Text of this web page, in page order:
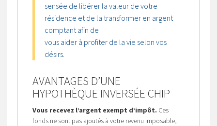
sensée de libérer la valeur de votre
résidence et de la transformer en argent
comptant afin de
vous aider à profiter de la vie selon vos
désirs.
AVANTAGES D’UNE
HYPOTHÈQUE INVERSÉE CHIP
Vous recevez l’argent exempt d’impôt. Ces
fonds ne sont pas ajoutés à votre revenu imposable,